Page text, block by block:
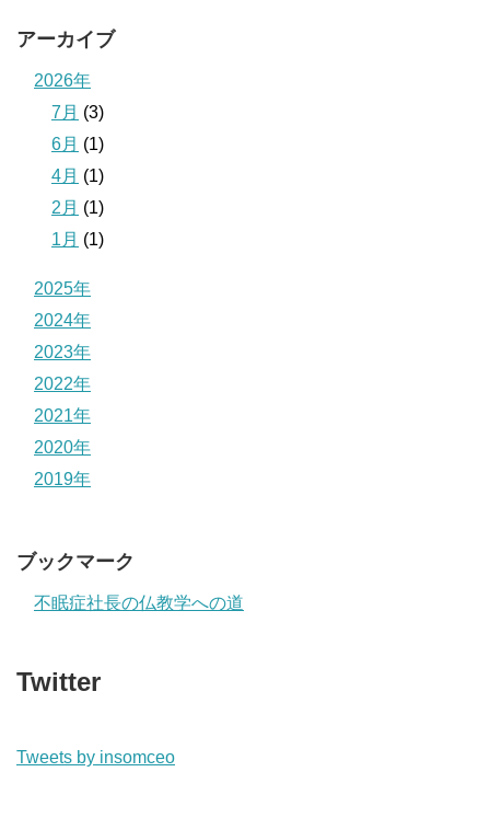
アーカイブ
2026年
7月 (3)
6月 (1)
4月 (1)
2月 (1)
1月 (1)
2025年
2024年
2023年
2022年
2021年
2020年
2019年
ブックマーク
不眠症社長の仏教学への道
Twitter
Tweets by insomceo